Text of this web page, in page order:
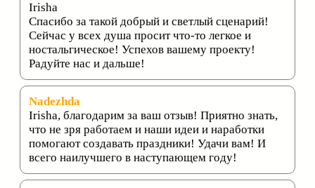
Irisha
Спасибо за такой добрый и светлый сценарий!
Сейчас у всех душа просит что-то легкое и
ностальгическое! Успехов вашему проекту!
Радуйте нас и дальше!
Nadezhda
Irisha, благодарим за ваш отзыв! Приятно знать,
что не зря работаем и наши идеи и наработки
помогают создавать праздники! Удачи вам! И
всего наилучшего в наступающем году!